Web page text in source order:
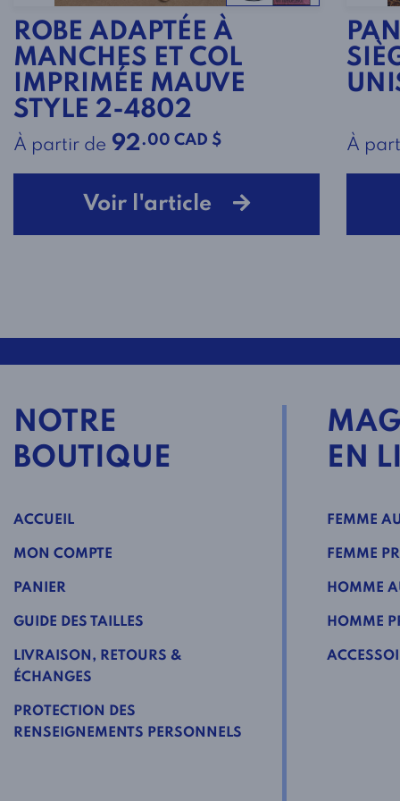
ROBE ADAPTÉE À
MANCHES ET COL
IMPRIMÉE MAUVE
STYLE 2-4802
À partir de 92.00 CAD $
Voir l'article
À
NOTRE
BOUTIQUE
ACCUEIL
MON COMPTE
PANIER
GUIDE DES TAILLES
LIVRAISON, RETOURS &
ÉCHANGES
PROTECTION DES
RENSEIGNEMENTS PERSONNELS
EN
FEMME
FEMME
HOMME
HOMME